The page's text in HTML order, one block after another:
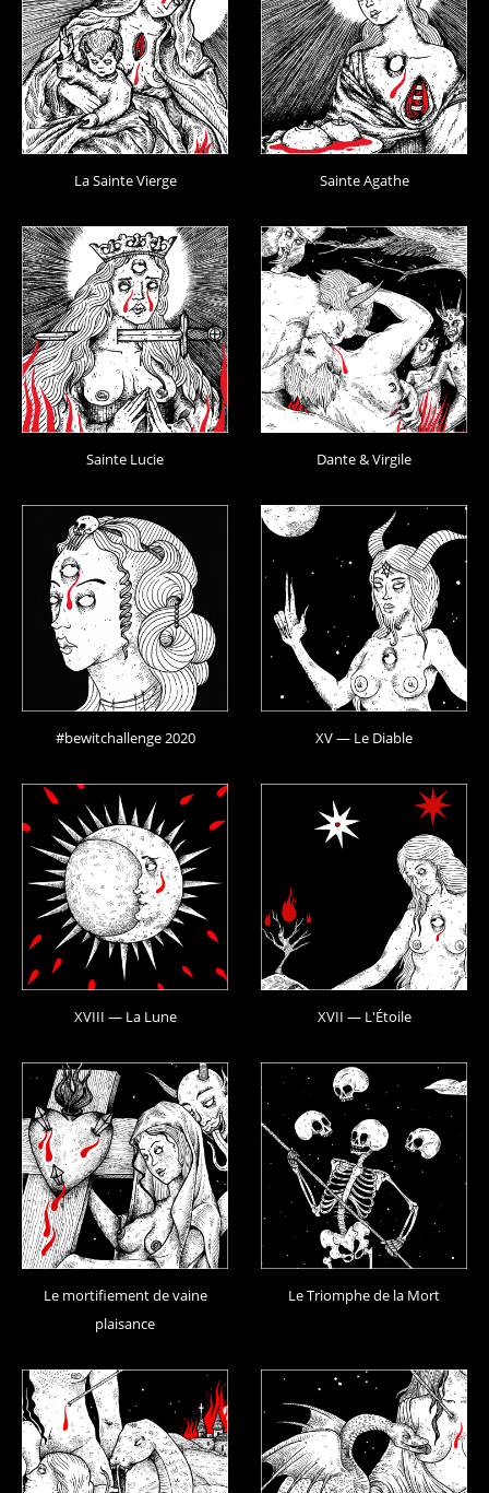
La Sainte Vierge Sainte Agathe
Sainte Lucie Dante & Virgile
#bewitchallenge 2020 XV — Le Diable
XVIII — La Lune XVII — L'Étoile
Le mortifiement de vaine
plaisance
Le Triomphe de la Mort